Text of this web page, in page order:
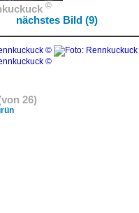
©
nächstes Bild (9)
26)